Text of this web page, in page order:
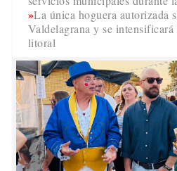
La única hoguera autorizada
Valdelagrana y se
litoral